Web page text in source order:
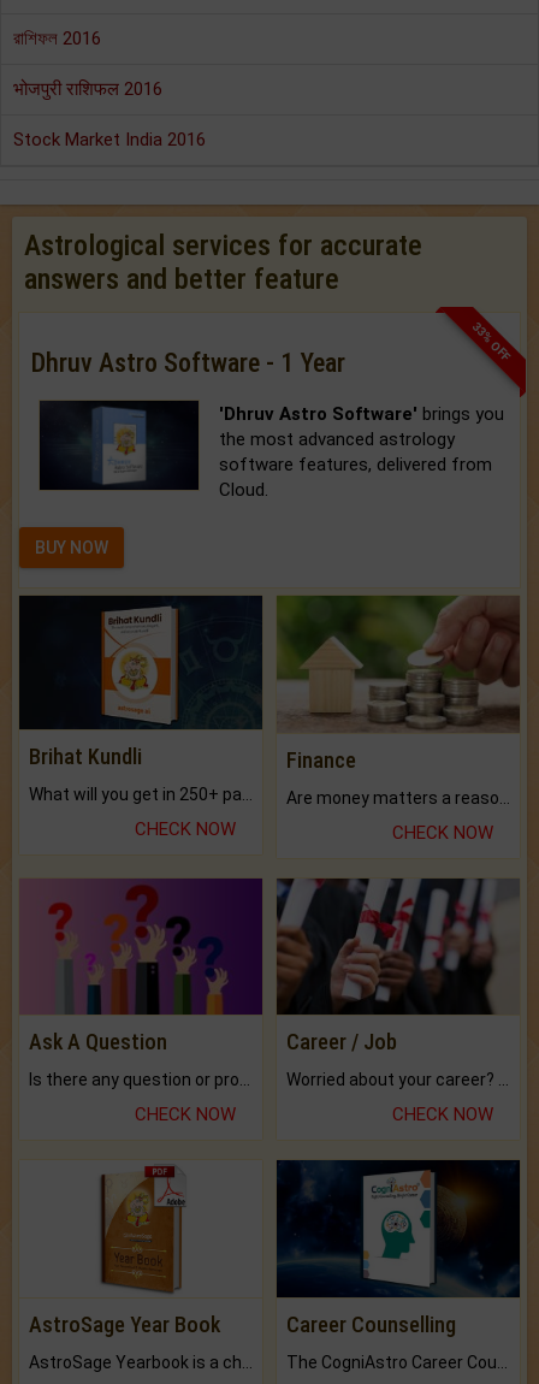
রাশিফল 2016
भोजपुरी राशिफल 2016
Stock Market India 2016
Astrological services for accurate
answers and better feature
33% OFF
Dhruv Astro Software - 1 Year
'Dhruv Astro Software' brings you
the most advanced astrology
software features, delivered from
Cloud.
BUY NOW
Brihat Kundli
CHECK NOW
Finance
CHECK NOW
Ask A Question
CHECK NOW
Career / Job
CHECK NOW
AstroSage Year Book Career Counselling